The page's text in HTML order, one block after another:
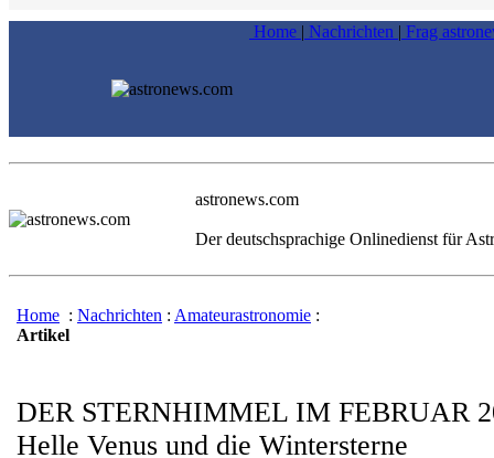
Home | Nachrichten | Frag
astronews.com
Der deutschsprachige Onlinedienst für
Home : Nachrichten : Amateurastronomie :
Artikel
DER STERNHIMMEL IM FEBRUAR
Helle Venus und die Wintersterne